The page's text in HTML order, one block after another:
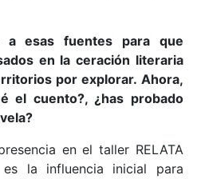
a esas fuentes para que
en la ceración literaria
por explorar. Ahora,
el cuento?, ¿has probado
en el taller RELATA
es la influencia inicial para